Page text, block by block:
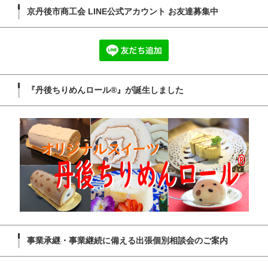
京丹後市商工会 LINE公式アカウント お友達募集中
『丹後ちりめんロール®』が誕生しました
事業承継・事業継続に備える出張個別相談会のご案内